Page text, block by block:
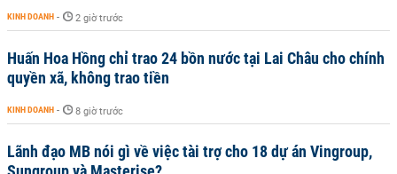
KINH DOANH - 2 giờ trước
Huấn Hoa Hồng chỉ trao 24 bồn nước tại Lai Châu cho chính
quyền xã, không trao tiền
KINH DOANH - 8 giờ trước
Lãnh đạo MB nói gì về việc tài trợ cho 18 dự án Vingroup,